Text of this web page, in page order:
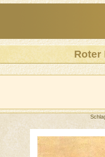
Roter